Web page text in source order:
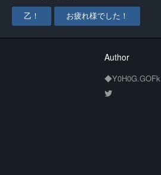
乙！ お疲れ様でした！
Author
◆Y0H0G.GOFk